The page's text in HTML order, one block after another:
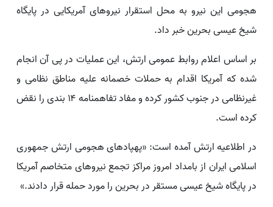
هجومی این نیرو به محل استقرار نیروهای آمریکایی در پایگاه
شیخ عیسی بحرین خبر داد.
بر اساس اعلام روابط عمومی ارتش، این عملیات در پی آن انجام
شده که آمریکا اقدام به حملات خصمانه علیه مناطق نظامی و
غیرنظامی در جنوب کشور کرده و مفاد تفاهمنامه ۱۴ بندی را نقض
کرده است.
در اطلاعیه ارتش آمده است: «پهپادهای هجومی ارتش جمهوری
اسلامی ایران از بامداد امروز مراکز تجمع نیروهای متخاصم آمریکا
در پایگاه شیخ عیسی مستقر در بحرین را مورد حمله قرار دادند.»